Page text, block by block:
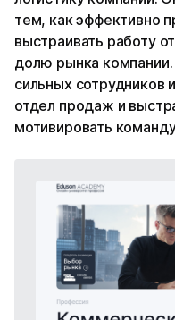
тем, как эффективно
выстраивать работу
долю рынка компании.
сильных сотрудников
отдел продаж и
мотивировать